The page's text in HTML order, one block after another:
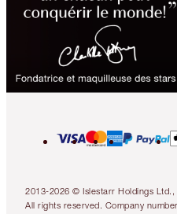
2013-2026 © Islestarr Holdings
All rights reserved. Company